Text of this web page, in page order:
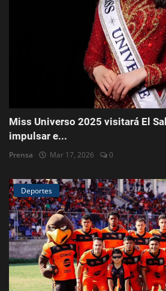
Miss Universo 2025 visitará El
impulsar e...
Prensa Mar 17, 2026 0
Deportes